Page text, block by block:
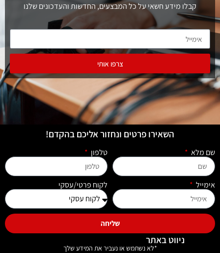
קבלו מידע חשאי על כל המבצעים, החדשות והעדכונים שלנו
צרפו אותי
השאירו פרטים ונחזור אליכם בהקדם!
שם מלא טלפון
אימייל לקוח פרטי/עסקי
שליחה
*לא נשתמש או נעביר את המידע שלך
ניווט באתר